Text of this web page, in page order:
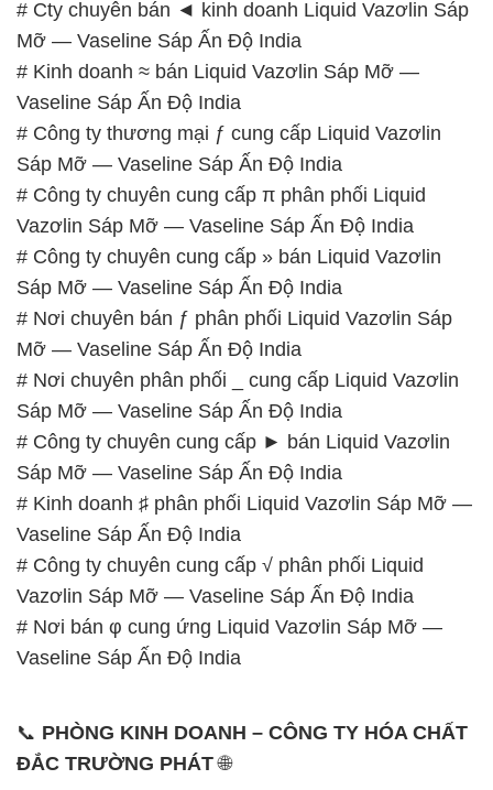
# Cty chuyên bán ◄ kinh doanh Liquid Vazơlin Sáp
Mỡ — Vaseline Sáp Ấn Độ India
# Kinh doanh ≈ bán Liquid Vazơlin Sáp Mỡ —
Vaseline Sáp Ấn Độ India
# Công ty thương mại ƒ cung cấp Liquid Vazơlin
Sáp Mỡ — Vaseline Sáp Ấn Độ India
# Công ty chuyên cung cấp π phân phối Liquid
Vazơlin Sáp Mỡ — Vaseline Sáp Ấn Độ India
# Công ty chuyên cung cấp » bán Liquid Vazơlin
Sáp Mỡ — Vaseline Sáp Ấn Độ India
# Nơi chuyên bán ƒ phân phối Liquid Vazơlin Sáp
Mỡ — Vaseline Sáp Ấn Độ India
# Nơi chuyên phân phối _ cung cấp Liquid Vazơlin
Sáp Mỡ — Vaseline Sáp Ấn Độ India
# Công ty chuyên cung cấp ► bán Liquid Vazơlin
Sáp Mỡ — Vaseline Sáp Ấn Độ India
# Kinh doanh ♯ phân phối Liquid Vazơlin Sáp Mỡ —
Vaseline Sáp Ấn Độ India
# Công ty chuyên cung cấp √ phân phối Liquid
Vazơlin Sáp Mỡ — Vaseline Sáp Ấn Độ India
# Nơi bán φ cung ứng Liquid Vazơlin Sáp Mỡ —
Vaseline Sáp Ấn Độ India
📞 PHÒNG KINH DOANH – CÔNG TY HÓA CHẤT
ĐẮC TRƯỜNG PHÁT🌐